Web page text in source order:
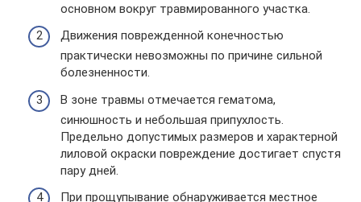
основном вокруг травмированного участка.
Движения поврежденной конечностью
практически невозможны по причине сильной
болезненности.
В зоне травмы отмечается гематома,
синюшность и небольшая припухлость.
Предельно допустимых размеров и характерной
лиловой окраски повреждение достигает спустя
пару дней.
При прощупывание обнаруживается местное